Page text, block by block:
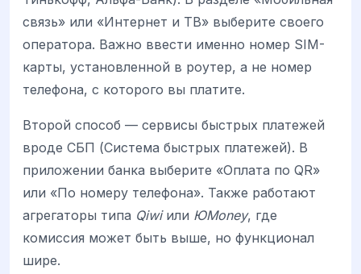
связь» или «Интернет и ТВ» выберите своего
оператора. Важно ввести именно номер SIM-
карты, установленной в роутер, а не номер
телефона, с которого вы платите.
Второй способ — сервисы быстрых платежей
вроде СБП (Система быстрых платежей). В
приложении банка выберите «Оплата по QR»
или «По номеру телефона». Также работают
агрегаторы типа Qiwiили ЮMoney, где
комиссия может быть выше, но функционал
шире.